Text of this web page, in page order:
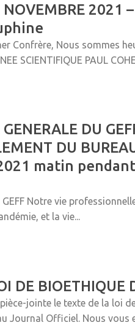
NOVEMBRE 2021
Confrère, Nous sommes
SCIENTIFIQUE PAUL
DU
DU
matin pendant
Notre vie
et la vie...
DE BIOETHIQUE
jointe le texte de la loi
Journal Officiel. Nous vous